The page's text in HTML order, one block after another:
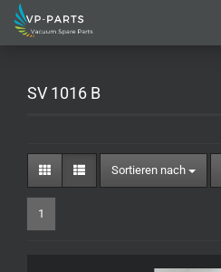
SV 1016 B
Sortieren nach
Sortieren nach
1